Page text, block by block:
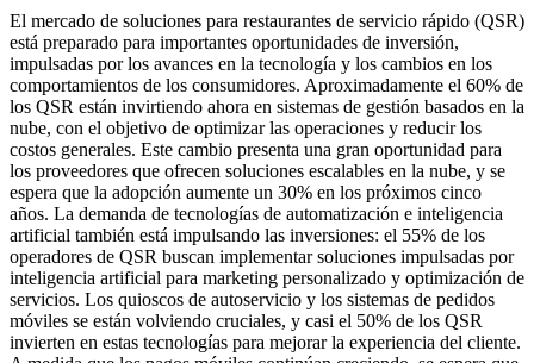
El mercado de soluciones para restaurantes de servicio rápido (QSR)
está preparado para importantes oportunidades de inversión,
impulsadas por los avances en la tecnología y los cambios en los
comportamientos de los consumidores. Aproximadamente el 60% de
los QSR están invirtiendo ahora en sistemas de gestión basados ​​en la
nube, con el objetivo de optimizar las operaciones y reducir los
costos generales. Este cambio presenta una gran oportunidad para
los proveedores que ofrecen soluciones escalables en la nube, y se
espera que la adopción aumente un 30% en los próximos cinco
años. La demanda de tecnologías de automatización e inteligencia
artificial también está impulsando las inversiones: el 55% de los
operadores de QSR buscan implementar soluciones impulsadas por
inteligencia artificial para marketing personalizado y optimización de
servicios. Los quioscos de autoservicio y los sistemas de pedidos
móviles se están volviendo cruciales, y casi el 50% de los QSR
invierten en estas tecnologías para mejorar la experiencia del cliente.